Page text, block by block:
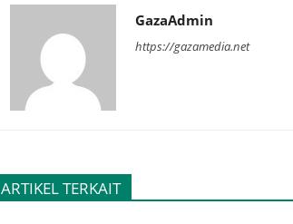
GazaAdmin
https://gazamedia.net
ARTIKEL TERKAIT